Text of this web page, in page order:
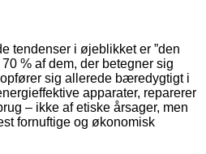
tendenser i øjeblikket er ”den
% af dem, der betegner sig
sig allerede bæredygtigt i
apparater, reparerer
– ikke af etiske årsager, men
fornuftige og økonomisk